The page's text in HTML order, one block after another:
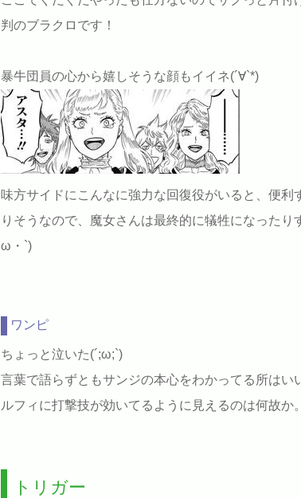
判のブラクロです！
暴牛団員の心から嬉しそうな顔もイイネ(´∀`*)
味方サイドにこんなに強力な回復役がいると、便利
りそうなので、魔女さんは最終的に犠牲になったり
ω・`)
ワンピ
ちょっと泣いた(´;ω;`)
言葉で語らずともサンジの本心をわかってる所はい
ルフィに打撃技が効いてるように見えるのは何故か
トリガー